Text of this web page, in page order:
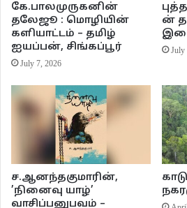
கே.பாலமுருகனின்
தலேஜூ : மொழியின்
களியாட்டம் – தமிழ்
ஐயப்பன், சிங்கப்பூர்
July 7, 2026
ன்
July
ச.ஆனந்தகுமாரின்,
’நினைவு யாழ்’
வாசிப்பனுபவம் –